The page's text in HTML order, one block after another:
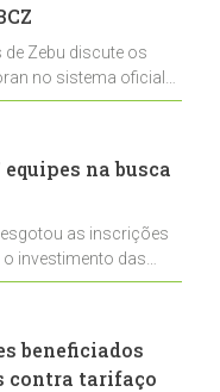
Zebu discute os
no sistema oficial
expansão na
na busca
as inscrições
investimento das
Crioulos voltados
beneficiados
contra tarifaço